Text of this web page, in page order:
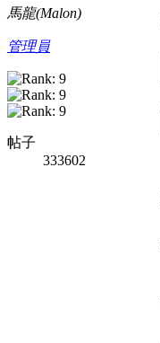
馬龍(Malon)
管理員
帖子
333602